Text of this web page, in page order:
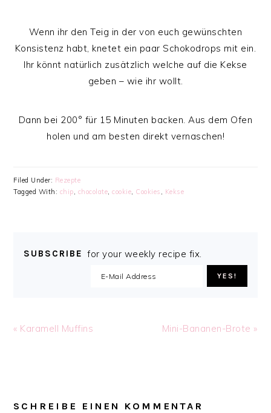
Wenn ihr den Teig in der von euch gewünschten
Konsistenz habt, knetet ein paar Schokodrops mit ein.
Ihr könnt natürlich zusätzlich welche auf die Kekse
geben – wie ihr wollt.
Dann bei 200° für 15 Minuten backen. Aus dem Ofen
holen und am besten direkt vernaschen!
Filed Under: Rezepte
Tagged With: chip, chocolate,cookie, Cookies , Kekse
SUBSCRIBE for your weekly recipe fix.
Previous
« Karamell Muffins
Next
Mini-Bananen-Brote »
SCHREIBE EINEN KOMMENTAR